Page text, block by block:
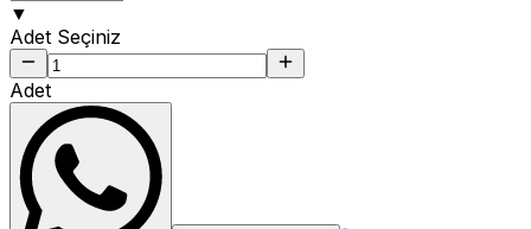
▼
Adet Seçiniz
Adet